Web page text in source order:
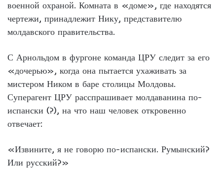
военной охраной. Комната в «доме», где находятся
чертежи, принадлежит Нику, представителю
молдавского правительства.
С Арнольдом в фургоне команда ЦРУ следит за его
«дочерью», когда она пытается ухаживать за
мистером Ником в баре столицы Молдовы.
Суперагент ЦРУ расспрашивает молдаванина по-
испански (?), на что наш человек откровенно
отвечает:
«Извините, я не говорю по-испански. Румынский?
Или русский?»